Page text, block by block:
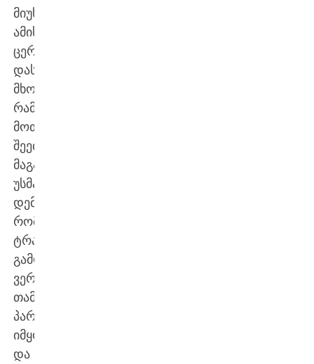
მიუხედავად
ამისა,
ცერემონიალზე
დასწრება
მხოლოდ
რამდენიმე
მოთამაშეს
შეეძლება.
მაგალითად,
უსმან
დემბელე,
რომელიც
ტრავმის
გამო
ვერ
თამაშობს,
პარიზში
იმყოფება
და